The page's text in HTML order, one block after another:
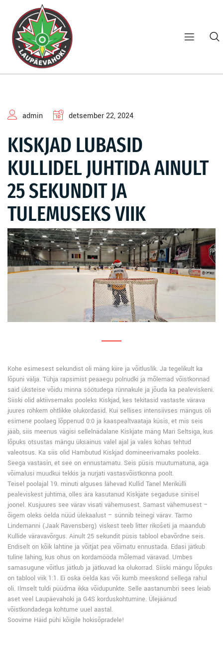
admin detsember 22, 2024
KISKJAD LUBASID
KULLIDEL JUHTIDA AINULT
25 SEKUNDIT JA
TULEMUSEKS VIIK
Kohe esimesest sekundist oli mäng kiire ja võitluslik. Ja tegelikult ka
lõpuni välja. Tühja rapsimist peaaegu polnudki ja mõlemad võistkonnad
said üksteise võidu minna söötudega rünnakule ja jõuda ka pealeviskeni.
Siiski olid aktiivsemaks pooleks Kiskjad, kes tekitasid vastaste värava
juures rohkem ohtlikke olukordasid. Kui sellises intensiivses mängus oli
esimene poolaeg lõppenud 0:0 ja kaaspealtvaataja küsis, et mis seis
jääb, siis meenus vägisi sellelnädalane Kiskjate mäng Mari Seltsiga, kus
lõpuks otsustas mängu üksainus valel ajal ja vales kohas tehtud
valeotsus. Ka siis olid Hambutud Kiskjad domineerivamaks pooleks.
Seega vastasin, et see on ennustamatu. Seis püsis muutumatuna, aga
võimalusi muudkui tekkis ja nurjati vastasvõistkonna poolt.
Teisel poolajal 19. minuti alguses lähevad Kullid Tanel Merikülli
pealeviskest juhtima, olles ära kasutanud Kiskjate segaduse sinisel
joonel. Kusjuures see värav visati vähemusest. Samast vähemusest –
õigem oleks öelda nüüd ülekaalust – sünnib teinegi värav. Tarmo
Lindemanni (Jaak Ravensberg) viskest teeb litter rikošeti ja maandub
Kullide väravavõrgus. Ainult 25 sekundit püsis tablool ebavõrdne seis.
Endiselt on kõik lahtine ja võitjat pea võimatu ennustada. Edasi jätkub
tuline lahing, kus ohus on kordamööda mõlemad väravad. Umbes
samasugune võitlus jätkub ja jätkuvad ka olukorrad. Siiski mängu lõpuks
on tablool viik 1:1. Ei oska öelda kas või kumb meeskond sellega rahul
oli. Ilmselt tuldi püüdma ikka võidupunkte. Selle aastanumbri sees leiab
aset veel Laupäevahoki ja G4S korduskohtumine. Ülejäänud
võistkondadega kohtume uuel aastal.
Soovime Häid pühi kõigile hokisõpradele!